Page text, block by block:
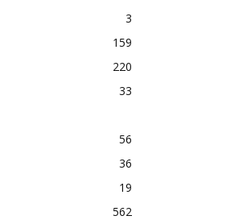
3
159
220
33
56
36
19
562